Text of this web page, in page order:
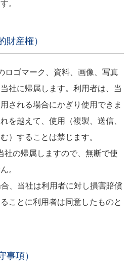
。
財産権）
ロゴマーク、資料、画像、写真
社に帰属します。利用者は、当
される場合にかぎり使用できま
を越えて、使用（複製、送信、
）することは禁じます。
社の帰属しますので、無断で使
。
、当社は利用者に対し損害賠償
ことに利用者は同意したものと
事項）